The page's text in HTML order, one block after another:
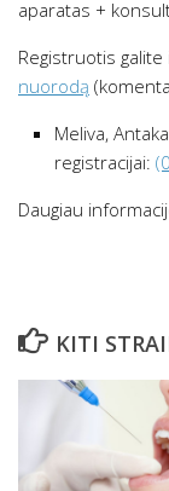
aparatas +
Registruotis
nuorodą
Meliva,
registracijai:
Daugiau
KITI